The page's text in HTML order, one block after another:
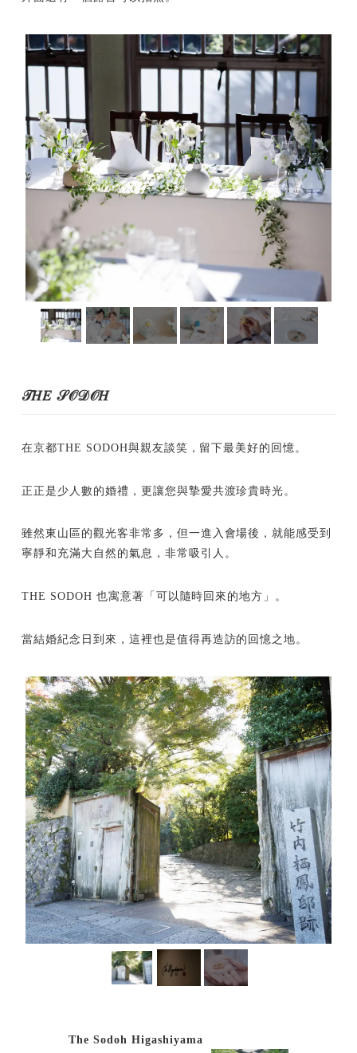
𝒯𝐻𝐸 𝒮𝒪𝒟𝒪𝐻
在京都THE SODOH與親友談笑，留下最美好的回憶。
正正是少人數的婚禮，更讓您與摯愛共渡珍貴時光。
雖然東山區的觀光客非常多，但一進入會場後，就能感受到
寧靜和充滿大自然的氣息，非常吸引人。
THE SODOH 也寓意著「可以隨時回來的地方」。
當結婚紀念日到來，這裡也是值得再造訪的回憶之地。
The Sodoh Higashiyama